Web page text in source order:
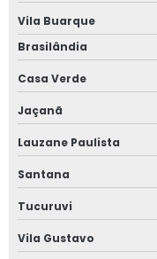
Janela acústica são
Janela acústica
Janela acústica
Janela acústica vidro
Janela alto padrão
Janela com alto
Vila Buarque
Brasilândia
Casa Verde
Jaçanã
Lauzane Paulista
Santana
Tucuruvi
Vila Gustavo